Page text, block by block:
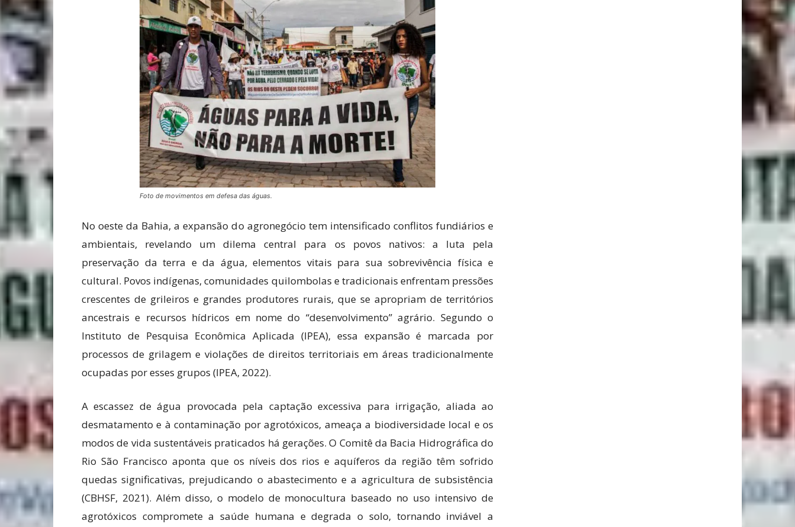
Foto de movimentos em defesa das águas.
No oeste da Bahia, a expansão do agronegócio tem intensificado conflitos fundiários e
ambientais, revelando um dilema central para os povos nativos: a luta pela
preservação da terra e da água, elementos vitais para sua sobrevivência física e
cultural. Povos indígenas, comunidades quilombolas e tradicionais enfrentam pressões
crescentes de grileiros e grandes produtores rurais, que se apropriam de territórios
ancestrais e recursos hídricos em nome do “desenvolvimento” agrário. Segundo o
Instituto de Pesquisa Econômica Aplicada (IPEA), essa expansão é marcada por
processos de grilagem e violações de direitos territoriais em áreas tradicionalmente
ocupadas por esses grupos (IPEA, 2022).
A escassez de água provocada pela captação excessiva para irrigação, aliada ao
desmatamento e à contaminação por agrotóxicos, ameaça a biodiversidade local e os
modos de vida sustentáveis praticados há gerações. O Comitê da Bacia Hidrográfica do
Rio São Francisco aponta que os níveis dos rios e aquíferos da região têm sofrido
quedas significativas, prejudicando o abastecimento e a agricultura de subsistência
(CBHSF, 2021). Além disso, o modelo de monocultura baseado no uso intensivo de
agrotóxicos compromete a saúde humana e degrada o solo, tornando inviável a